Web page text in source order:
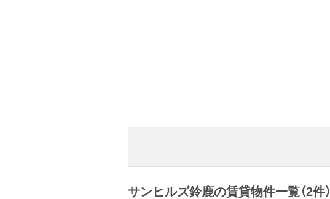
サンヒルズ鈴鹿の賃貸物件一覧（2件）